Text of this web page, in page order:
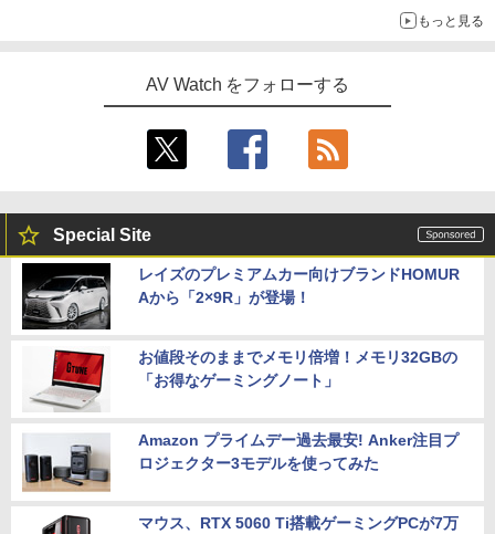
もっと見る
AV Watch をフォローする
Special Site
レイズのプレミアムカー向けブランドHOMUR
Aから「2×9R」が登場！
お値段そのままでメモリ倍増！メモリ32GBの
「お得なゲーミングノート」
Amazon プライムデー過去最安! Anker注目プ
ロジェクター3モデルを使ってみた
マウス、RTX 5060 Ti搭載ゲーミングPCが7万